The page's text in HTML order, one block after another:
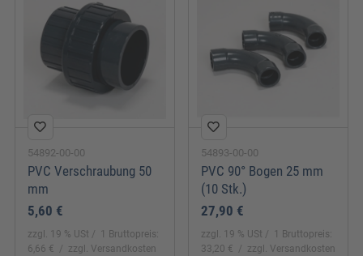
54892-00-00
PVC Verschraubung 50
mm
5,60 €
zzgl. 19 % USt
1 Bruttopreis:
6,66 €
zzgl. Versandkosten
54893-00-00
PVC 90° Bogen 25 mm
(10 Stk.)
27,90 €
zzgl. 19 % USt
1 Bruttopreis:
33,20 €
zzgl. Versandkosten